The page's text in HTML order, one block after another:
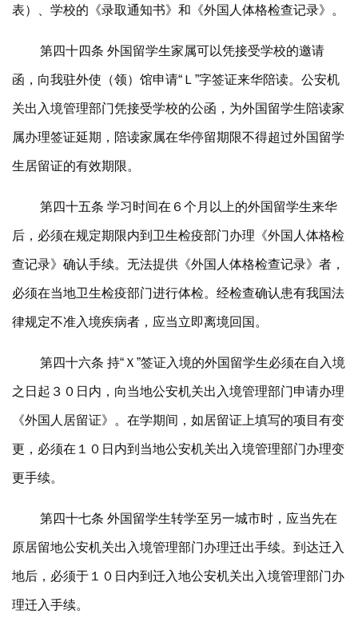
表）、学校的《录取通知书》和《外国人体格检查记录》。
第四十四条 外国留学生家属可以凭接受学校的邀请
函，向我驻外使（领）馆申请“Ｌ”字签证来华陪读。公安机
关出入境管理部门凭接受学校的公函，为外国留学生陪读家
属办理签证延期，陪读家属在华停留期限不得超过外国留学
生居留证的有效期限。
第四十五条 学习时间在６个月以上的外国留学生来华
后，必须在规定期限内到卫生检疫部门办理《外国人体格检
查记录》确认手续。无法提供《外国人体格检查记录》者，
必须在当地卫生检疫部门进行体检。经检查确认患有我国法
律规定不准入境疾病者，应当立即离境回国。
第四十六条 持“Ｘ”签证入境的外国留学生必须在自入境
之日起３０日内，向当地公安机关出入境管理部门申请办理
《外国人居留证》。在学期间，如居留证上填写的项目有变
更，必须在１０日内到当地公安机关出入境管理部门办理变
更手续。
第四十七条 外国留学生转学至另一城市时，应当先在
原居留地公安机关出入境管理部门办理迁出手续。到达迁入
地后，必须于１０日内到迁入地公安机关出入境管理部门办
理迁入手续。